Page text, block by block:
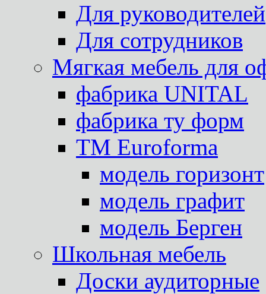
Для руководителей
Для сотрудников
Мягкая мебель для
фабрика UNITAL
фабрика ту форм
TM Euroforma
модель горизонт
модель графит
модель Берген
Школьная мебель
Доски аудиторные